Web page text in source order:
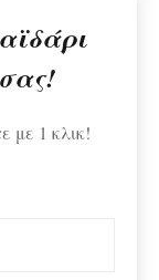
με 1 κλικ!